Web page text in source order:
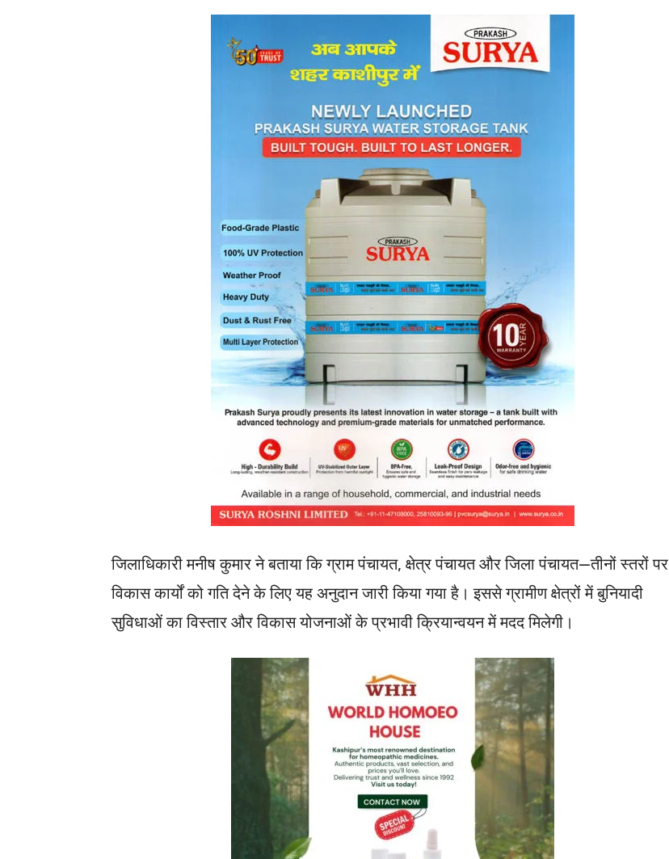
जिलाधिकारी मनीष कुमार ने बताया कि ग्राम पंचायत, क्षेत्र पंचायत और जिला पंचायत—तीनों स्तरों पर
विकास कार्यों को गति देने के लिए यह अनुदान जारी किया गया है। इससे ग्रामीण क्षेत्रों में बुनियादी
सुविधाओं का विस्तार और विकास योजनाओं के प्रभावी क्रियान्वयन में मदद मिलेगी।